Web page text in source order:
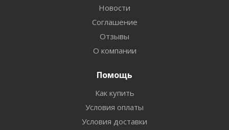
Новости
Соглашение
Отзывы
О компании
Помощь
Как купить
Условия оплаты
Условия доставки